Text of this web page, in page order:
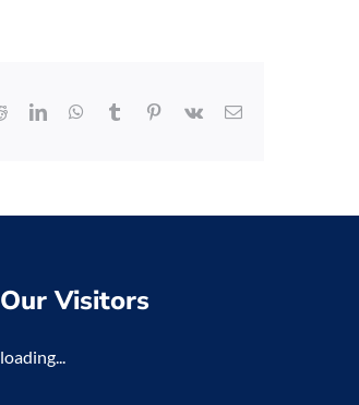
RedditLinkedInWhatsApp
Tumblr Pinterest
Vk Email
Our Visitors
loading...